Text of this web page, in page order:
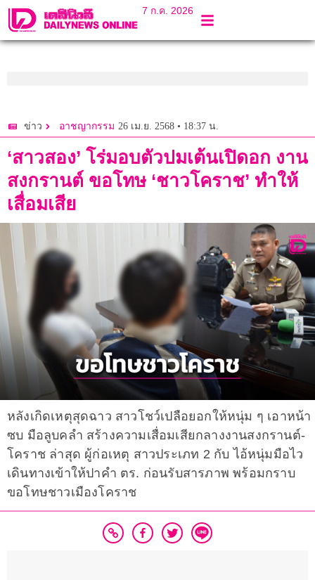
7 ก.ค. 2026
ข่าว อาชญากรรม 26 เม.ย. 2568 • 18:37 น.
‘สาวสอง’ โร่มอบตัวปมเต้นเปิดอก งาน
สงกรานต์ ขอโทษ ‘ชาวโคราช’ ทำให้
เสื่อมเสีย
หลังเกิดเหตุสุดฉาว สาวโชว์เปลือยอกให้หนุ่ม ๆ เอาหน้า
ซบ มือลูบคลำ สร้างความเสื่อมเสียกลางงานสงกรานต์-
โคราช ล่าสุด ผู้ก่อเหตุ สาวประเภท 2 กับ ไอ้หนุ่มมือไว
เดินทางเข้าให้ปาคำ ตร. ก่อนรับสารภาพ พร้อมกราบ
ขอโทษชาวเมืองโคราช